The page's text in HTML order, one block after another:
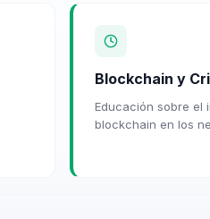
Blockchain y
Educación sobre el
blockchain en los